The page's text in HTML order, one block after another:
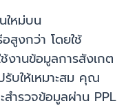
ใหม่บน
สูงกว่า โดยใช้
งานข้อมูลการสังเกต
บให้เหมาะสม คุณ
ำรวจข้อมูลผ่าน PPL